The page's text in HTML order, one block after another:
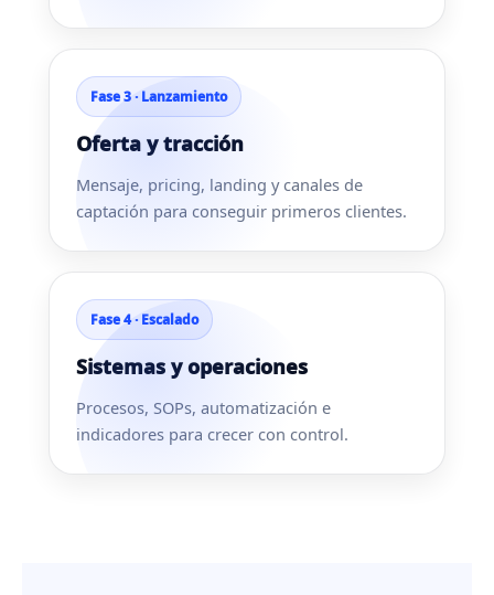
Fase 3 · Lanzamiento
Oferta y tracción
Mensaje, pricing, landing y canales de
captación para conseguir primeros clientes.
Fase 4 · Escalado
Sistemas y operaciones
Procesos, SOPs, automatización e
indicadores para crecer con control.